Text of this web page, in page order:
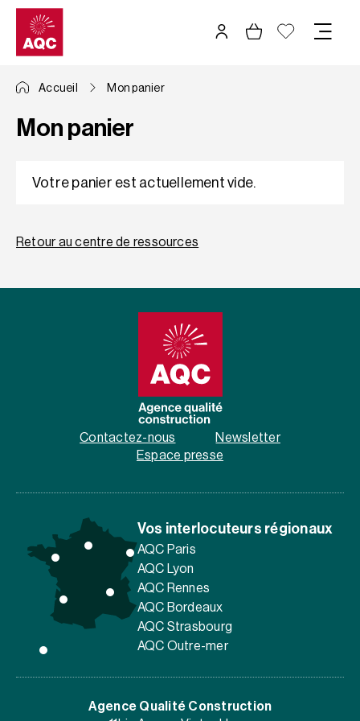
Panneau de gestion des cookies
Accueil Mon panier
Mon panier
Votre panier est actuellement vide.
Retour au centre de ressources
Contactez-nous
Newsletter
Espace presse
Vos interlocuteurs régionaux
AQC Paris
AQC Lyon
AQC Rennes
AQC Bordeaux
AQC Strasbourg
AQC Outre-mer
Agence Qualité Construction